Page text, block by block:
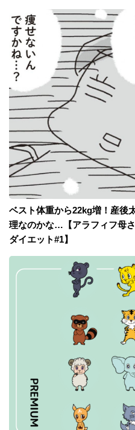
ベスト体重から22kg増！産後
理なのかな…【アラフィフ母
ダイエット#1】